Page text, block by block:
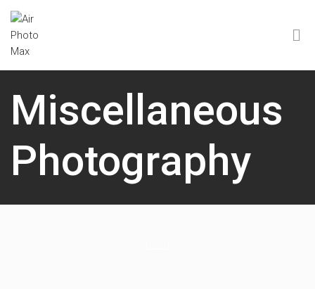
Miscellaneous
Photography